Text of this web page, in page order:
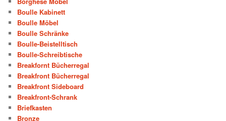
Boulle Kabinett
Boulle Möbel
Boulle Schränke
Boulle-Beistelltisch
Boulle-Schreibtische
Breakfornt Bücherregal
Breakfront Bücherregal
Breakfront Sideboard
Breakfront-Schrank
Briefkasten
Bronze